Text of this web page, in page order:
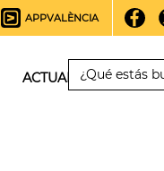
APPVALÈNCIA
ACTUALIDAD